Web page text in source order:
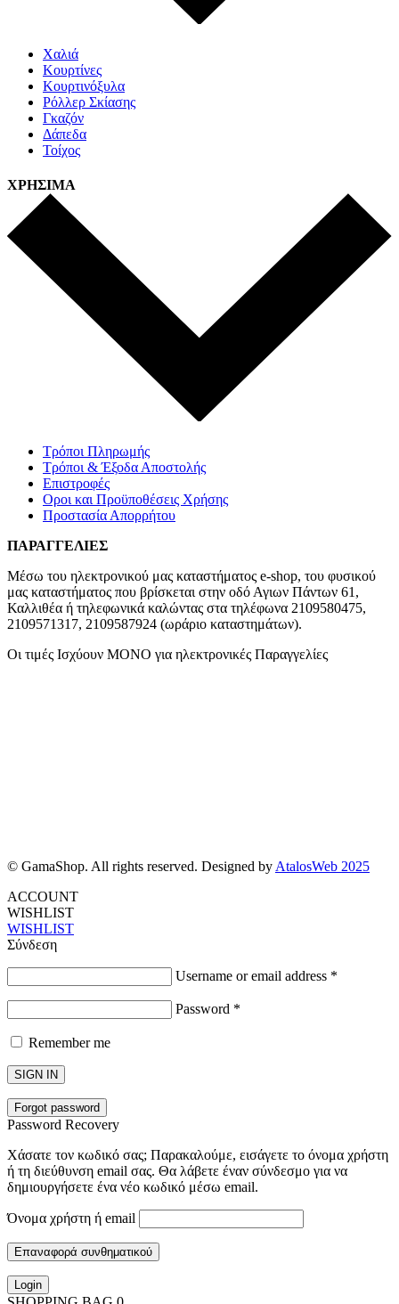
Χαλιά
Κουρτίνες
Κουρτινόξυλα
Ρόλλερ Σκίασης
Γκαζόν
Δάπεδα
Τοίχος
ΧΡΗΣΙΜΑ
Τρόποι Πληρωμής
Τρόποι & Έξοδα Αποστολής
Επιστροφές
Οροι και Προϋποθέσεις Χρήσης
Προστασία Απορρήτου
ΠΑΡΑΓΓΕΛΙΕΣ
Μέσω του ηλεκτρονικού μας καταστήματος e-shop, του φυσικού
μας καταστήματος που βρίσκεται στην οδό Αγιων Πάντων 61,
Καλλιθέα ή τηλεφωνικά καλώντας στα τηλέφωνα 2109580475,
2109571317, 2109587924 (ωράριο καταστημάτων).
Οι τιμές Ισχύουν ΜΟΝΟ για ηλεκτρονικές Παραγγελίες
© GamaShop. All rights reserved. Designed by AtalosWeb 2025
ACCOUNT
WISHLIST
WISHLIST
Σύνδεση
Username or email address *
Password *
Remember me
SIGN IN
Forgot password
Password Recovery
Χάσατε τον κωδικό σας; Παρακαλούμε, εισάγετε το όνομα χρήστη
ή τη διεύθυνση email σας. Θα λάβετε έναν σύνδεσμο για να
δημιουργήσετε ένα νέο κωδικό μέσω email.
Όνομα χρήστη ή email
Επαναφορά συνθηματικού
Login